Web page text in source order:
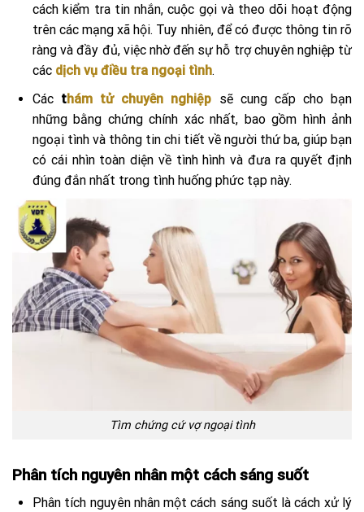
cách kiểm tra tin nhắn, cuộc gọi và theo dõi hoạt động
trên các mạng xã hội. Tuy nhiên, để có được thông tin rõ
ràng và đầy đủ, việc nhờ đến sự hỗ trợ chuyên nghiệp từ
các dịch vụ điều tra ngoại tình.
Các thám tử chuyên nghiệp sẽ cung cấp cho bạn
những bằng chứng chính xác nhất, bao gồm hình ảnh
ngoại tình và thông tin chi tiết về người thứ ba, giúp bạn
có cái nhìn toàn diện về tình hình và đưa ra quyết định
đúng đắn nhất trong tình huống phức tạp này.
Tìm chứng cứ vợ ngoại tình
Phân tích nguyên nhân một cách sáng suốt
Phân tích nguyên nhân một cách sáng suốt là cách xử lý